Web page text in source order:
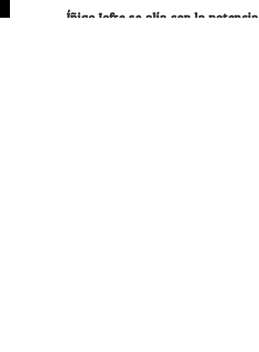
Íñigo Jofre se alía con la potencia